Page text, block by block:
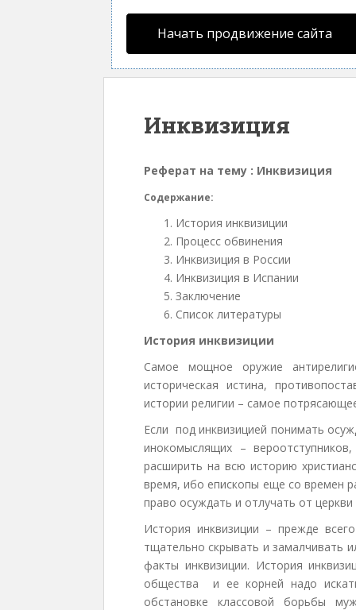
Начать продвижение сайта
Инквизиция
Реферат на тему : Инквизиция
Содержание:
История инквизиции
Процесс обвинения
Инквизиция в России
Инквизиция в Испании
Заключение
Список литературы
История инквизиции
Самое мощное оружие
историческая истина,
истории религии – самое
Если под инквизицией понимать
инокомыслящих –
расширить на всю историю
время, ибо епископы еще со времен
право осуждать и отлучать от
История инквизиции – прежде
тщательно скрывать и замалчивать
факты инквизиции. История
общества и ее корней надо
обстановке классовой борьбы